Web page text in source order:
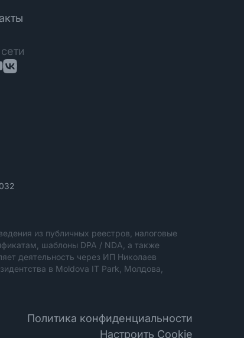
из публичных реестров, налоговые
шаблоны DPA / NDA, а также
деятельность через ИП Николаев
в Moldova IT Park, Молдова,
Политика конфиденциальности
Настроить Cookie